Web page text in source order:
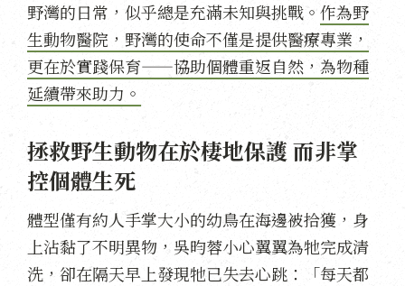
野灣的日常，似乎總是充滿未知與挑戰。 作為野
生動物醫院，野灣的使命不僅是提供醫療專業，
更在於實踐保育——協助個體重返自然，為物種
延續帶來助力。
拯救野生動物在於棲地保護 而非掌
控個體生死
體型僅有約人手掌大小的幼鳥在海邊被拾獲，身
上沾黏了不明異物，吳昀蓉小心翼翼為牠完成清
洗，卻在隔天早上發現牠已失去心跳：「每天都